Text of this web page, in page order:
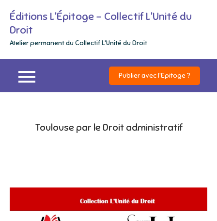
content
Éditions L'Épitoge – Collectif L'Unité du
Droit
Atelier permanent du Collectif L'Unité du Droit
Publier avec l'Epitoge ?
Toulouse par le Droit administratif